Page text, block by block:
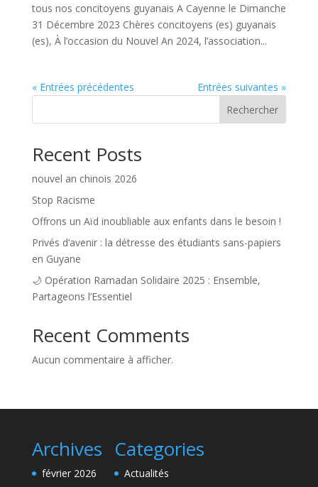
tous nos concitoyens guyanais A Cayenne le Dimanche
31 Décembre 2023 Chères concitoyens (es) guyanais
(es), À l’occasion du Nouvel An 2024, l’association...
« Entrées précédentes
Entrées suivantes »
Rechercher
Recent Posts
nouvel an chinois 2026
Stop Racisme
Offrons un Aïd inoubliable aux enfants dans le besoin !
Privés d’avenir : la détresse des étudiants sans-papiers
en Guyane
🌙 Opération Ramadan Solidaire 2025 : Ensemble,
Partageons l’Essentiel
Recent Comments
Aucun commentaire à afficher.
Archives
février 2026
Categories
Actualités